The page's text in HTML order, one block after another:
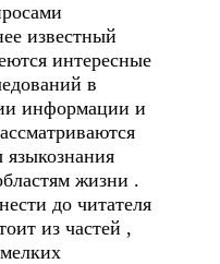
известный
интересные
в
информации и
жизни .
до читателя
из частей ,